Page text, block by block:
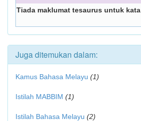
Tiada maklumat tesaurus untuk kata
Juga ditemukan dalam:
Kamus Bahasa Melayu (1)
Istilah MABBIM (1)
Istilah Bahasa Melayu (2)